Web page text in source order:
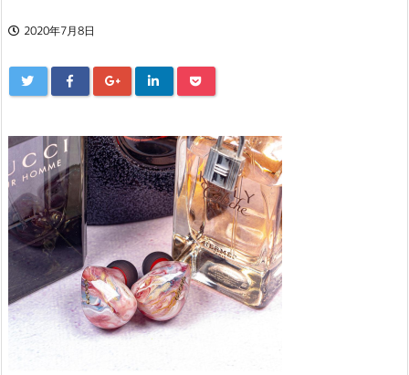
2020年7月8日